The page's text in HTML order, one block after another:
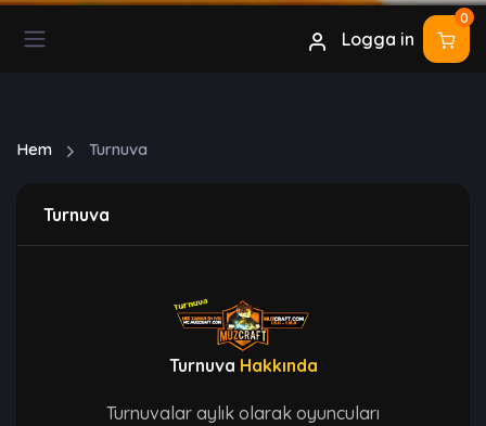
Logga in
0
Hem Turnuva
Turnuva
Turnuva Hakkında
Turnuvalar aylık olarak oyuncuları